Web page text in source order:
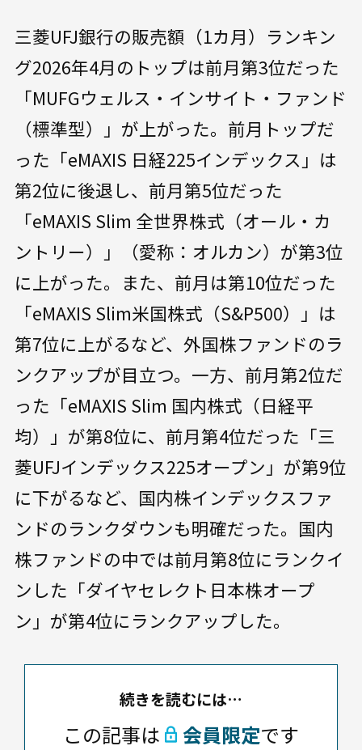
三菱UFJ銀行の販売額（1カ月）ランキン
グ2026年4月のトップは前月第3位だった
「MUFGウェルス・インサイト・ファンド
（標準型）」が上がった。前月トップだ
った「eMAXIS 日経225インデックス」は
第2位に後退し、前月第5位だった
「eMAXIS Slim 全世界株式（オール・カ
ントリー）」（愛称：オルカン）が第3位
に上がった。また、前月は第10位だった
「eMAXIS Slim米国株式（S&P500）」は
第7位に上がるなど、外国株ファンドのラ
ンクアップが目立つ。一方、前月第2位だ
った「eMAXIS Slim 国内株式（日経平
均）」が第8位に、前月第4位だった「三
菱UFJインデックス225オープン」が第9位
に下がるなど、国内株インデックスファ
ンドのランクダウンも明確だった。国内
株ファンドの中では前月第8位にランクイ
ンした「ダイヤセレクト日本株オープ
ン」が第4位にランクアップした。
続きを読むには…
この記事は 会員限定です